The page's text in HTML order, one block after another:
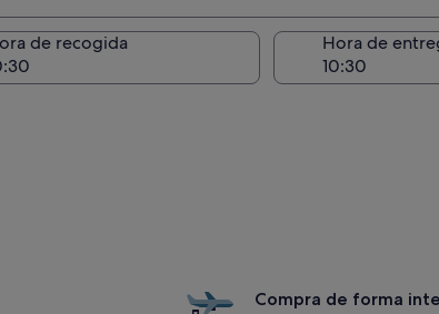
en el lugar de recogida
de recogida Hora de
Compra de forma